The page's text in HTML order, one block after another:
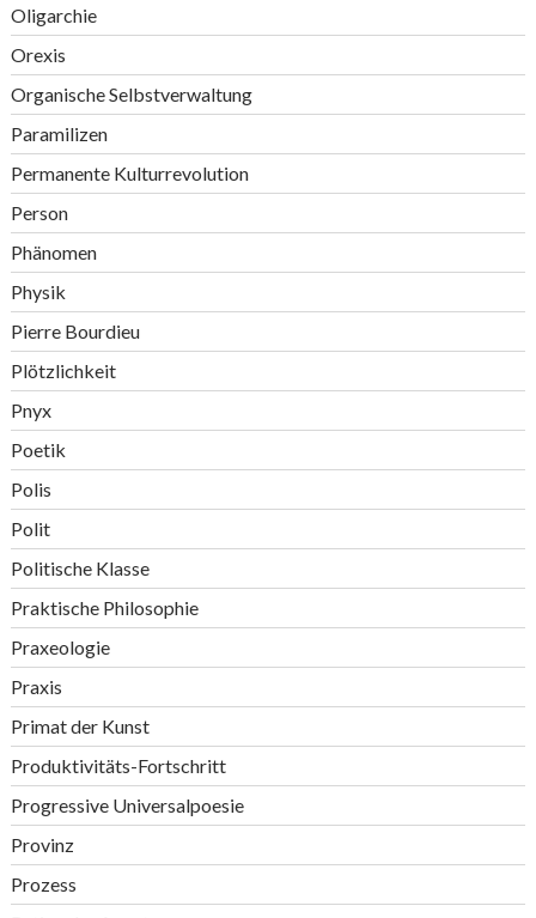
Oligarchie
Orexis
Organische Selbstverwaltung
Paramilizen
Permanente Kulturrevolution
Person
Phänomen
Physik
Pierre Bourdieu
Plötzlichkeit
Pnyx
Poetik
Polis
Polit
Politische Klasse
Praktische Philosophie
Praxeologie
Praxis
Primat der Kunst
Produktivitäts-Fortschritt
Progressive Universalpoesie
Provinz
Prozess